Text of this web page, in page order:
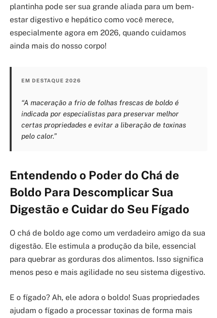
plantinha pode ser sua grande aliada para um bem-
estar digestivo e hepático como você merece,
especialmente agora em 2026, quando cuidamos
ainda mais do nosso corpo!
EM DESTAQUE 2026
“A maceração a frio de folhas frescas de boldo é
indicada por especialistas para preservar melhor
certas propriedades e evitar a liberação de toxinas
pelo calor.”
Entendendo o Poder do Chá de
Boldo Para Descomplicar Sua
Digestão e Cuidar do Seu Fígado
O chá de boldo age como um verdadeiro amigo da sua
digestão. Ele estimula a produção da bile, essencial
para quebrar as gorduras dos alimentos. Isso significa
menos peso e mais agilidade no seu sistema digestivo.
E o fígado? Ah, ele adora o boldo! Suas propriedades
ajudam o fígado a processar toxinas de forma mais